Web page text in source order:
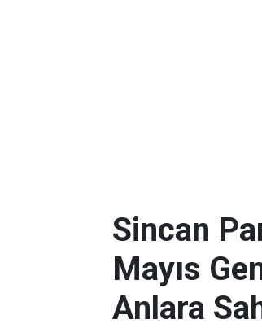
Sincan
Mayıs
Anlara